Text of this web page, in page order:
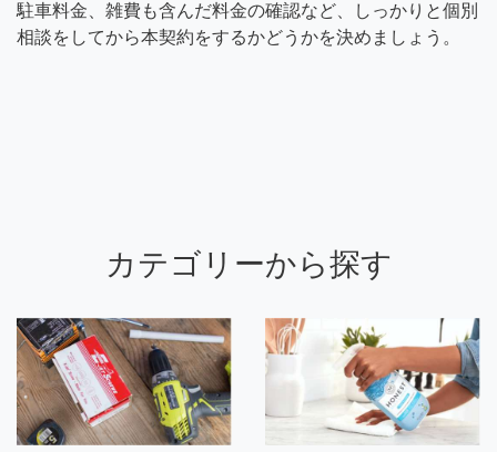
駐車料金、雑費も含んだ料金の確認など、しっかりと個別
相談をしてから本契約をするかどうかを決めましょう。
カテゴリーから探す